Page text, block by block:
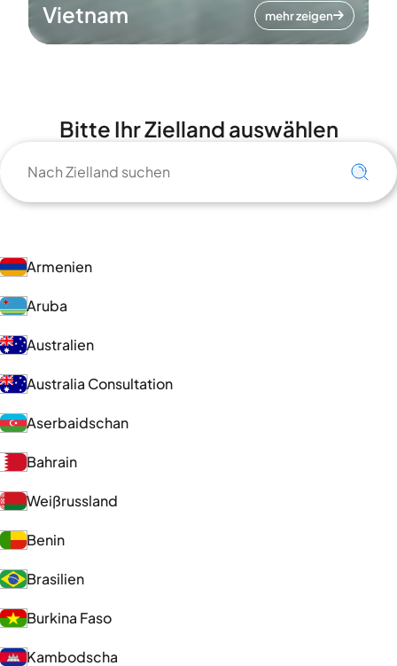
Vietnam mehr zeigen
Bitte Ihr Zielland auswählen
Armenien
Aruba
Australien
Australia Consultation
Aserbaidschan
Bahrain
Weißrussland
Benin
Brasilien
Burkina Faso
Kambodscha